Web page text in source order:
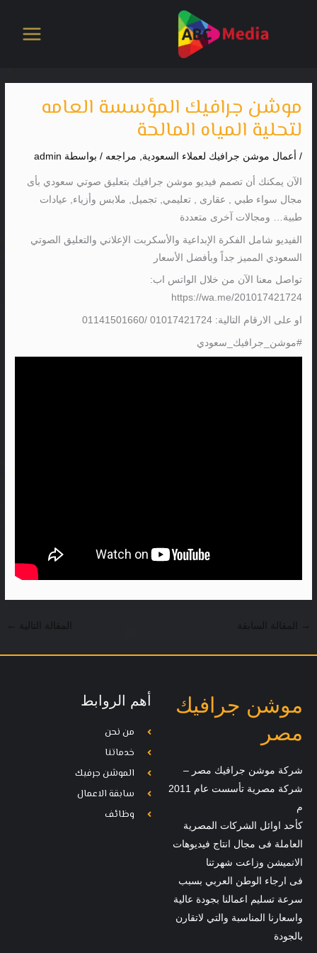
موشن جرافيك المؤسسة العامه
لتحلية المياه المالحة
/ أعمال موشن جرافيك لعملاء السعودية, مراجعه / بواسطة admin
الآن يمكنك أن تصمم فيديو موشن جرافيك بتعليق صوتي سعودي بأى
مجال سواء طبي , عقارى , تعليمي, تجميل, ملابس وأزياء, عيادات
طبية… ومجالات آخرى متعددة
الفيديو شامل الفكرة الإبداعية والأسكربت الإعلاني والتعليق الصوتي
السعودي المميز جداً وبأفضل الأسعار
تواصل معنا الآن من خلال الواتس اب:
https://wa.me/201017421724
او على الارقام التالية: 01017421724 /01141501660
#موشن_جرافيك_سعودي
→ المقالة السابقة المقالة التالية ←
موشن جرافيك
مصر
شركة موشن جرافيك مصر –
شركة مصرية تأسست عام 2011
م
كأحد اوائل الشركات المصرية
العاملة فى مجال انتاج فيديوهات
الانميشن وزاعت شهرتنا
فى ارجاء الوطن العربي بسبب
سرعة تسليم اعمالنا بجودة عالية
واسعارنا المناسبة والتي لاتقارن
بالجودة
أهم الروابط
من نحن
خدماتنا
الموشن جرفيك
سابقة الاعمال
وظائف